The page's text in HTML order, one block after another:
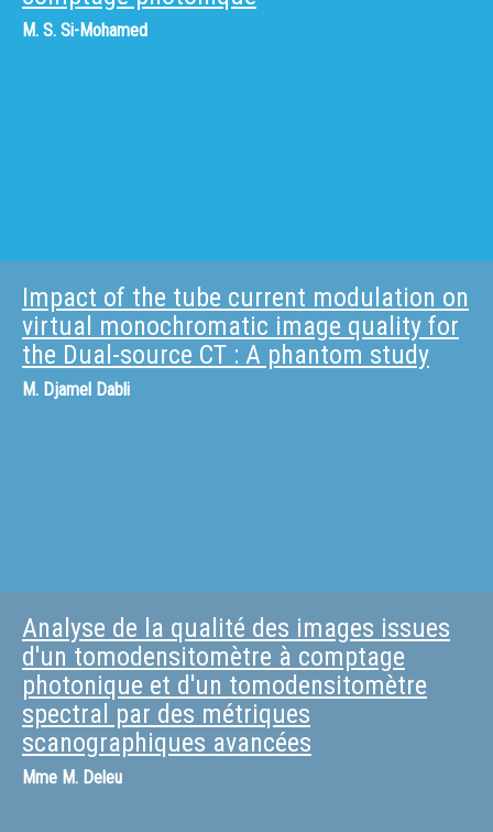
M. S. Si-Mohamed
Impact of the tube current modulation on
virtual monochromatic image quality for
the Dual-source CT : A phantom study
M. Djamel Dabli
Analyse de la qualité des images issues
d'un tomodensitomètre à comptage
photonique et d'un tomodensitomètre
spectral par des métriques
scanographiques avancées
Mme M. Deleu